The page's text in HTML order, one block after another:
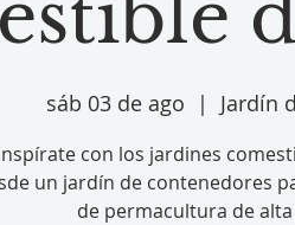
sáb 03 de ago
  |
Jardín
con los jardines
un jardín de contenedores
de permacultura de